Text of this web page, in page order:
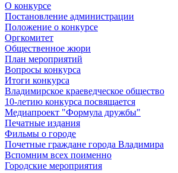
О конкурсе
Постановление администрации
Положение о конкурсе
Оргкомитет
Общественное жюри
План мероприятий
Вопросы конкурса
Итоги конкурса
Владимирское краеведческое общество
10-летию конкурса посвящается
Медиапроект "Формула дружбы"
Печатные издания
Фильмы о городе
Почетные граждане города Владимира
Вспомним всех поименно
Городские мероприятия